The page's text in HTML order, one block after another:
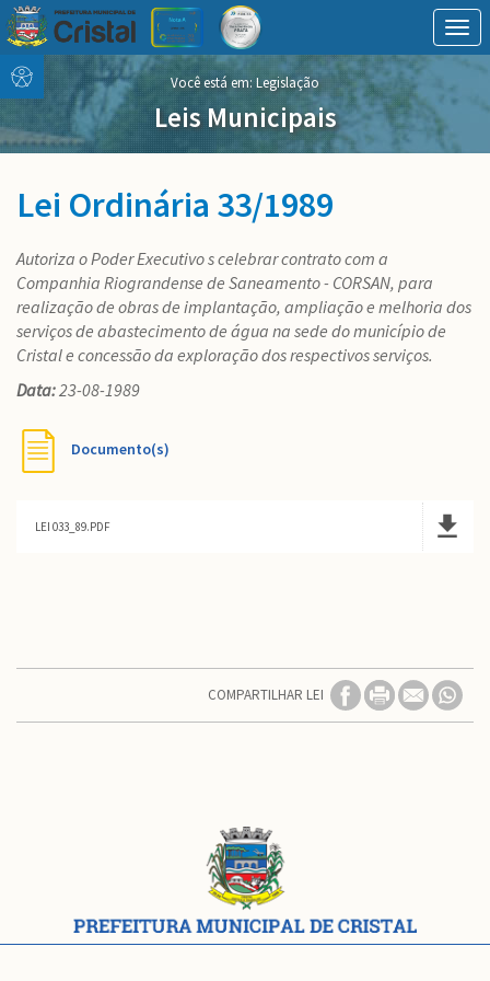
Conteúdo
Menu
conteúdo
do
menu
Você está em:Legislação
Leis Municipais
Lei Ordinária 33/1989
Autoriza o Poder Executivo s celebrar contrato com a
Companhia Riograndense de Saneamento - CORSAN, para
realização de obras de implantação, ampliação e melhoria dos
serviços de abastecimento de água na sede do município de
Cristal e concessão da exploração dos respectivos serviços.
Data:23-08-1989
Documento(s)
LEI 033_89.PDF
COMPARTILHAR LEI
Conteúdo
Rodapé